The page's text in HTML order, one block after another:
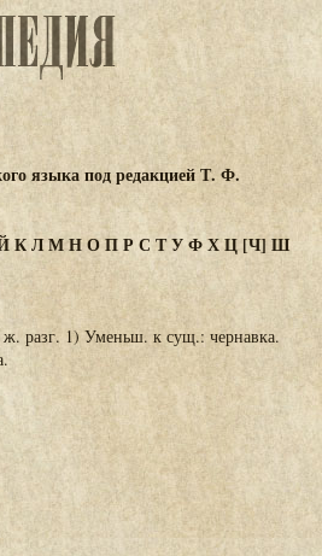
языка под редакцией Т. Ф.
КЛМНОПР С ТУФХЦ [Ч] Ш
ж. разг. 1) Уменьш. к сущ.: чернавка.